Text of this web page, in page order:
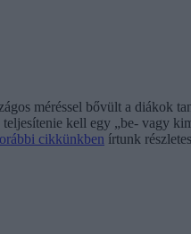
méréssel bővült a diákok
kell egy „be- vagy
cikkünkben írtunk